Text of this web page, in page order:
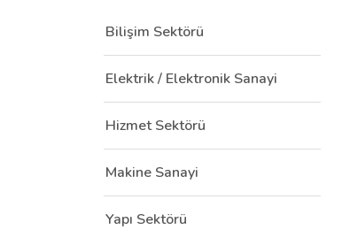
Bilişim Sektörü
Elektrik / Elektronik Sanayi
Hizmet Sektörü
Makine Sanayi
Yapı Sektörü